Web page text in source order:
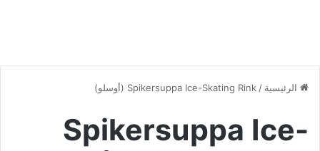
الرئيسية / Spikersuppa Ice-Skating Rink (أوسلو)
Spikersuppa Ice-